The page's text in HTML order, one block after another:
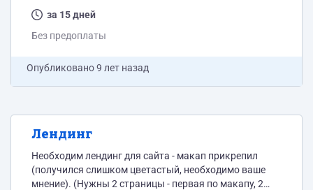
за 15 дней
Без предоплаты
Опубликовано9 лет назад
Лендинг
Необходим лендинг для сайта - макап прикрепил
(получился слишком цветастый, необходимо ваше
мнение). (Нужны 2 страницы - первая по макапу, 2